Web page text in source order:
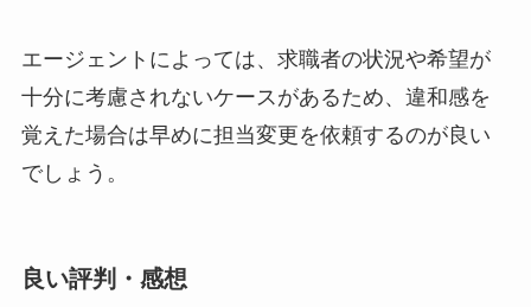
エージェントによっては、求職者の状況や希望が
十分に考慮されないケースがあるため、違和感を
覚えた場合は早めに担当変更を依頼するのが良い
でしょう。
良い評判・感想